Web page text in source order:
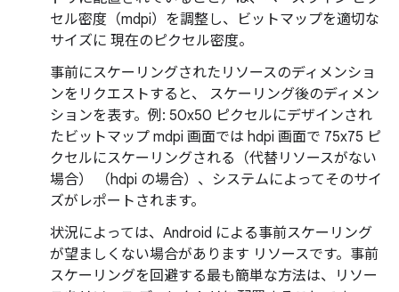
セル密度（mdpi）を調整し、ビットマップを適切な
サイズに 現在のピクセル密度。
事前にスケーリングされたリソースのディメンショ
ンをリクエストすると、 スケーリング後のディメン
ションを表す。例: 50x50 ピクセルにデザインされ
たビットマップ mdpi 画面では hdpi 画面で 75x75 ピ
クセルにスケーリングされる（代替リソースがない
場合） （hdpi の場合）、システムによってそのサイ
ズがレポートされます。
状況によっては、Android による事前スケーリング
が望ましくない場合があります リソースです。事前
スケーリングを回避する最も簡単な方法は、リソー